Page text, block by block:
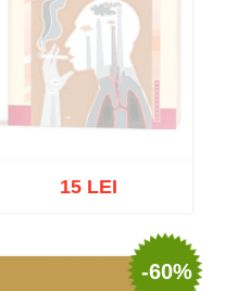
Stoc epuizat
15 LEI
-60%